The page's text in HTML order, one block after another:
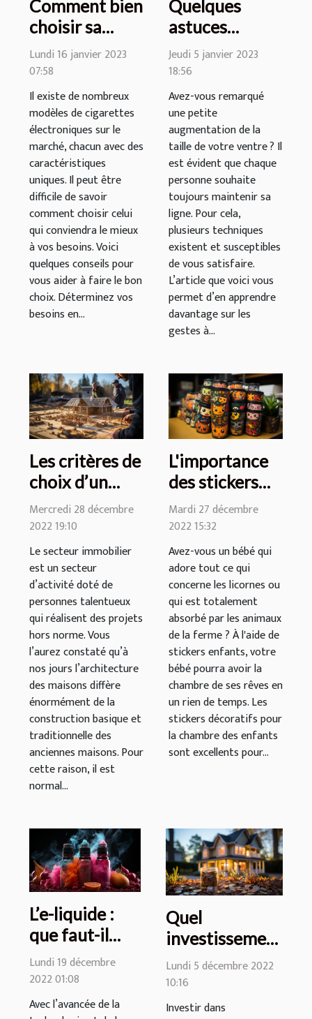
Comment bien
choisir sa
cigarette
électronique ?
Lundi 16 janvier 2023
07:58
Il existe de nombreux
modèles de cigarettes
électroniques sur le
marché, chacun avec des
caractéristiques
uniques. Il peut être
difficile de savoir
comment choisir celui
qui conviendra le mieux
à vos besoins. Voici
quelques conseils pour
vous aider à faire le bon
choix. Déterminez vos
besoins en...
Quelques
astuces
simples pour
mincir
Jeudi 5 janvier 2023
18:56
Avez-vous remarqué
une petite
augmentation de la
taille de votre ventre ? Il
est évident que chaque
personne souhaite
toujours maintenir sa
ligne. Pour cela,
plusieurs techniques
existent et susceptibles
de vous satisfaire.
L’article que voici vous
permet d’en apprendre
davantage sur les
gestes à...
Les critères de
choix d’un
constructeur
immobilier
Mercredi 28 décembre
2022 19:10
Le secteur immobilier
est un secteur
d’activité doté de
personnes talentueux
qui réalisent des projets
hors norme. Vous
l’aurez constaté qu’à
nos jours l’architecture
des maisons diffère
énormément de la
construction basique et
traditionnelle des
anciennes maisons. Pour
cette raison, il est
normal...
L'importance
des stickers
enfants
Mardi 27 décembre
2022 15:32
Avez-vous un bébé qui
adore tout ce qui
concerne les licornes ou
qui est totalement
absorbé par les animaux
de la ferme ? À l'aide de
stickers enfants, votre
bébé pourra avoir la
chambre de ses rêves en
un rien de temps. Les
stickers décoratifs pour
la chambre des enfants
sont excellents pour...
L’e-liquide :
que faut-il
savoir sur sa
composition
Lundi 19 décembre
2022 01:08
Avec l’avancée de la
Quel
investissement
immobilier
pour
défiscaliser ?
Lundi 5 décembre 2022
10:16
Investir dans